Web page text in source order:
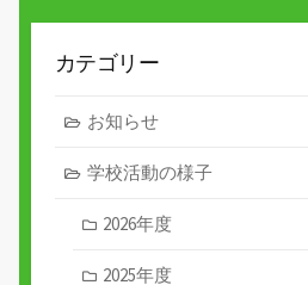
カテゴリー
お知らせ
学校活動の様子
2026年度
2025年度